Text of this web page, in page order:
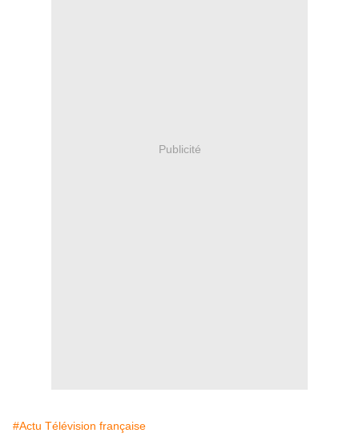
Publicité
#Actu Télévision française